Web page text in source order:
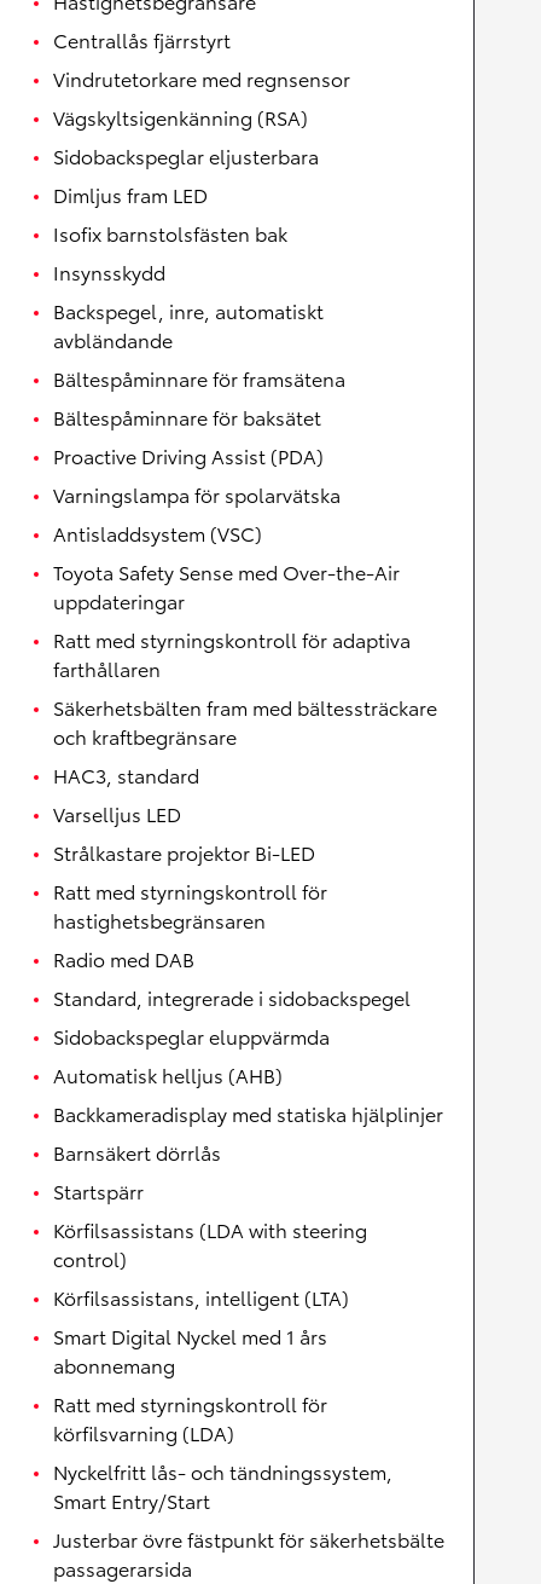
Centrallås fjärrstyrt
Vindrutetorkare med regnsensor
Vägskyltsigenkänning (RSA)
Sidobackspeglar eljusterbara
Dimljus fram LED
Isofix barnstolsfästen bak
Insynsskydd
Backspegel, inre, automatiskt
avbländande
Bältespåminnare för framsätena
Bältespåminnare för baksätet
Proactive Driving Assist (PDA)
Varningslampa för spolarvätska
Antisladdsystem (VSC)
Toyota Safety Sense med Over-the-Air
uppdateringar
Ratt med styrningskontroll för adaptiva
farthållaren
Säkerhetsbälten fram med bältessträckare
och kraftbegränsare
HAC3, standard
Varselljus LED
Strålkastare projektor Bi-LED
Ratt med styrningskontroll för
hastighetsbegränsaren
Radio med DAB
Standard, integrerade i sidobackspegel
Sidobackspeglar eluppvärmda
Automatisk helljus (AHB)
Backkameradisplay med statiska hjälplinjer
Barnsäkert dörrlås
Startspärr
Körfilsassistans (LDA with steering
control)
Körfilsassistans, intelligent (LTA)
Smart Digital Nyckel med 1 års
abonnemang
Ratt med styrningskontroll för
körfilsvarning (LDA)
Nyckelfritt lås- och tändningssystem,
Smart Entry/Start
Justerbar övre fästpunkt för säkerhetsbälte
passagerarsida